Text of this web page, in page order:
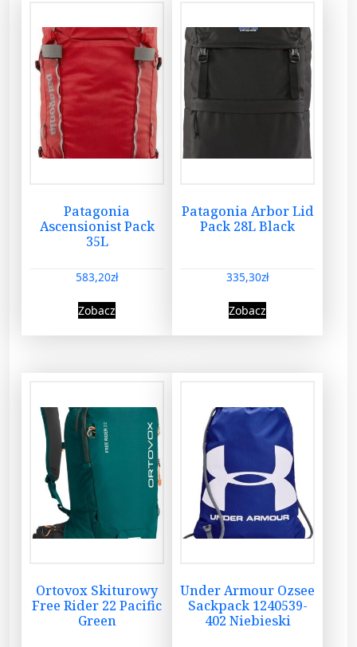
Patagonia
Ascensionist Pack
35L
583,20zł
Zobacz
Patagonia Arbor Lid
Pack 28L Black
335,30zł
Zobacz
Ortovox Skiturowy
Free Rider 22 Pacific
Green
Under Armour Ozsee
Sackpack 1240539-
402 Niebieski